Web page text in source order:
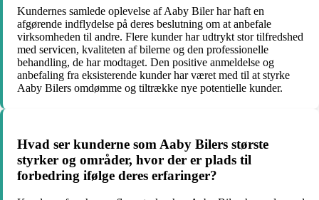
Kundernes samlede oplevelse af Aaby Biler har haft en
afgørende indflydelse på deres beslutning om at anbefale
virksomheden til andre. Flere kunder har udtrykt stor tilfredshed
med servicen, kvaliteten af bilerne og den professionelle
behandling, de har modtaget. Den positive anmeldelse og
anbefaling fra eksisterende kunder har været med til at styrke
Aaby Bilers omdømme og tiltrække nye potentielle kunder.
Hvad ser kunderne som Aaby Bilers største
styrker og områder, hvor der er plads til
forbedring ifølge deres erfaringer?